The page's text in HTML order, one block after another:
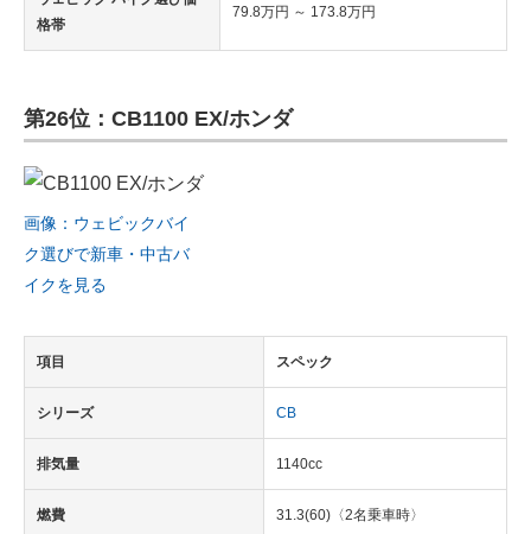
格帯
79.8万円 ～ 173.8万円
第26位：CB1100 EX/ホンダ
画像：ウェビックバイ
ク選びで新車・中古バ
イクを見る
項目 スペック
シリーズ CB
排気量 1140cc
燃費 31.3(60)〈2名乗車時〉